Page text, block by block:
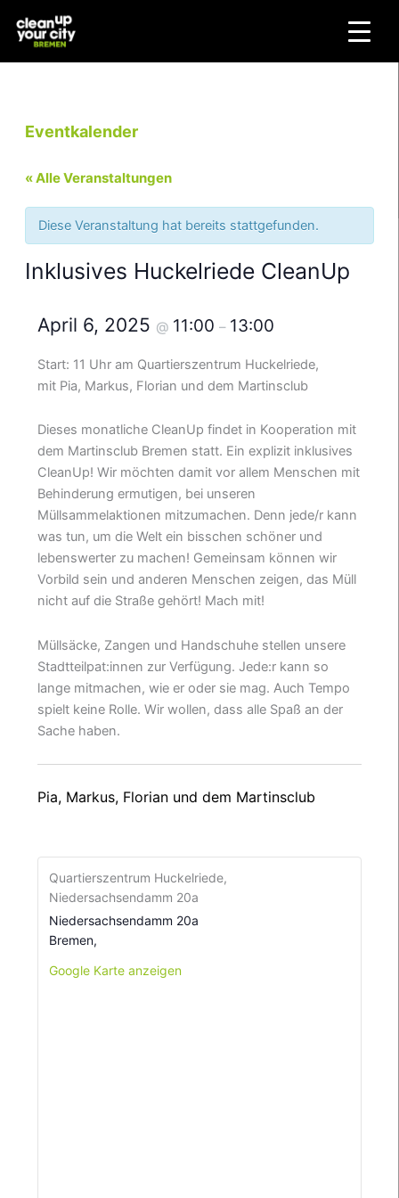
Inhalt
springen
Eventkalender
« Alle Veranstaltungen
Diese Veranstaltung hat bereits stattgefunden.
Inklusives Huckelriede CleanUp
April 6, 2025 @ 11:00– 13:00
Start: 11 Uhr am Quartierszentrum Huckelriede,
mit Pia, Markus, Florian und dem Martinsclub
Dieses monatliche CleanUp findet in Kooperation mit
dem Martinsclub Bremen statt. Ein explizit inklusives
CleanUp! Wir möchten damit vor allem Menschen mit
Behinderung ermutigen, bei unseren
Müllsammelaktionen mitzumachen. Denn jede/r kann
was tun, um die Welt ein bisschen schöner und
lebenswerter zu machen! Gemeinsam können wir
Vorbild sein und anderen Menschen zeigen, das Müll
nicht auf die Straße gehört! Mach mit!
Müllsäcke, Zangen und Handschuhe stellen unsere
Stadtteilpat:innen zur Verfügung. Jede:r kann so
lange mitmachen, wie er oder sie mag. Auch Tempo
spielt keine Rolle. Wir wollen, dass alle Spaß an der
Sache haben.
Pia, Markus, Florian und dem Martinsclub
Quartierszentrum Huckelriede,
Niedersachsendamm 20a
Niedersachsendamm 20a
Bremen,
Google Karte anzeigen